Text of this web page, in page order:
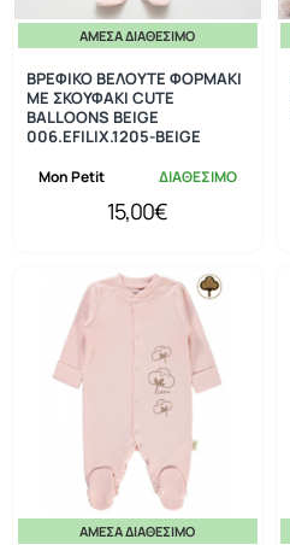
ΆΜΕΣΑ ΔΙΑΘΈΣΙΜΟ
Mon Petit ΔΙΑΘΕΣΙΜΟ
ΒΡΕΦΙΚΟ ΒΕΛΟΥΤΕ ΦΟΡΜΑΚΙ
ΜΕ ΣΚΟΥΦΑΚΙ CUTE
BALLOONS BEIGE
006.EFILIX.1205-BEIGE
15,00€
ΆΜΕΣΑ ΔΙΑΘΈΣΙΜΟ